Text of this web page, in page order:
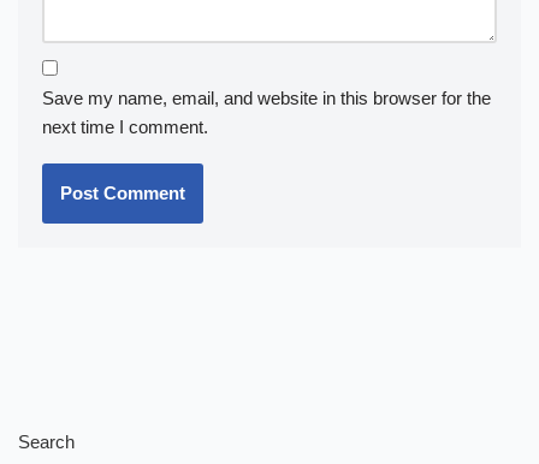
Save my name, email, and website in this browser for the
next time I comment.
Search